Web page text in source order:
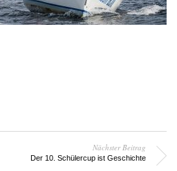
Nächster Beitrag
Der 10. Schülercup ist Geschichte